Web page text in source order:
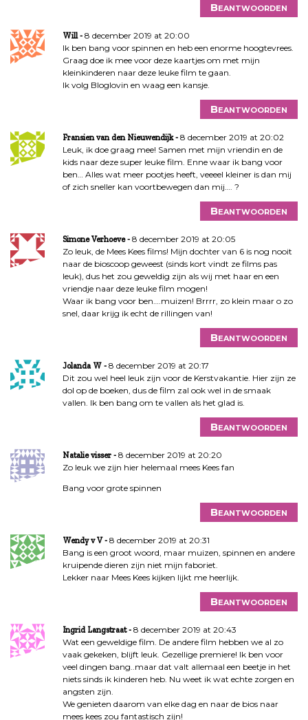
Beantwoorden
Will
8 december 2019 at 20:00
Ik ben bang voor spinnen en heb een enorme hoogtevrees.
Graag doe ik mee voor deze kaartjes om met mijn
kleinkinderen naar deze leuke film te gaan.
Ik volg Bloglovin en waag een kansje.
Beantwoorden
Fransien van den Nieuwendijk
8 december 2019 at 20:02
Leuk, ik doe graag mee! Samen met mijn vriendin en de
kids naar deze super leuke film. Enne waar ik bang voor
ben… Alles wat meer pootjes heeft, veeeel kleiner is dan mij
of zich sneller kan voortbewegen dan mij…. ?
Beantwoorden
Simone Verhoeve
8 december 2019 at 20:05
Zo leuk, de Mees Kees films! Mijn dochter van 6 is nog nooit
naar de bioscoop geweest (sinds kort vindt ze films pas
leuk), dus het zou geweldig zijn als wij met haar en een
vriendje naar deze leuke film mogen!
Waar ik bang voor ben….muizen! Brrrr, zo klein maar o zo
snel, daar krijg ik echt de rillingen van!
Beantwoorden
Jolanda W
8 december 2019 at 20:17
Dit zou wel heel leuk zijn voor de Kerstvakantie. Hier zijn ze
dol op de boeken, dus de film zal ook wel in de smaak
vallen. Ik ben bang om te vallen als het glad is.
Beantwoorden
Natalie visser
8 december 2019 at 20:20
Zo leuk we zijn hier helemaal mees Kees fan
Bang voor grote spinnen
Beantwoorden
Wendy v V
8 december 2019 at 20:31
Bang is een groot woord, maar muizen, spinnen en andere
kruipende dieren zijn niet mijn faboriet.
Lekker naar Mees Kees kijken lijkt me heerlijk.
Beantwoorden
Ingrid Langstraat
8 december 2019 at 20:43
Wat een geweldige film. De andere film hebben we al zo
vaak gekeken, blijft leuk. Gezellige premiere! Ik ben voor
veel dingen bang..maar dat valt allemaal een beetje in het
niets sinds ik kinderen heb. Nu weet ik wat echte zorgen en
angsten zijn.
We genieten daarom van elke dag en naar de bios naar
mees kees zou fantastisch zijn!